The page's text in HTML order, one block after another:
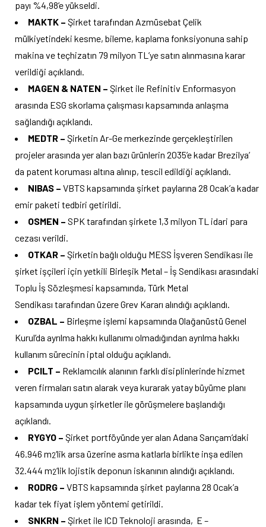
payı %4,98’e yükseldi.
MAKTK – Şirket tarafından Azmüsebat Çelik
mülkiyetindeki kesme, bileme, kaplama fonksiyonuna sahip
makina ve teçhizatın 79 milyon TL’ye satın alınmasına karar
verildiği açıklandı.
MAGEN & NATEN – Şirket ile Refinitiv Enformasyon
arasında ESG skorlama çalışması kapsamında anlaşma
sağlandığı açıklandı.
MEDTR – Şirketin Ar-Ge merkezinde gerçekleştirilen
projeler arasında yer alan bazı ürünlerin 2035’e kadar Brezilya’
da patent koruması altına alınıp, tescil edildiği açıklandı.
NIBAS – VBTS kapsamında şirket paylarına 28 Ocak’a kadar
emir paketi tedbiri getirildi.
OSMEN – SPK tarafından şirkete 1,3 milyon TL idari para
cezası verildi.
OTKAR – Şirketin bağlı olduğu MESS İşveren Sendikası ile
şirket işçileri için yetkili Birleşik Metal – İş Sendikası arasındaki
Toplu İş Sözleşmesi kapsamında, Türk Metal
Sendikası tarafından üzere Grev Kararı alındığı açıklandı.
OZBAL – Birleşme işlemi kapsamında Olağanüstü Genel
Kurul’da ayrılma hakkı kullanımı olmadığından ayrılma hakkı
kullanım sürecinin iptal olduğu açıklandı.
PCILT – Reklamcılık alanının farklı disiplinlerinde hizmet
veren firmaları satın alarak veya kurarak yatay büyüme planı
kapsamında uygun şirketler ile görüşmelere başlandığı
açıklandı.
RYGYO – Şirket portföyünde yer alan Adana Sarıçam’daki
46.946 m2‘lik arsa üzerine asma katlarla birlikte inşa edilen
32.444 m2‘lik lojistik deponun iskanının alındığı açıklandı.
RODRG – VBTS kapsamında şirket paylarına 28 Ocak’a
kadar tek fiyat işlem yöntemi getirildi.
SNKRN – Şirket ile ICD Teknoloji arasında, E –